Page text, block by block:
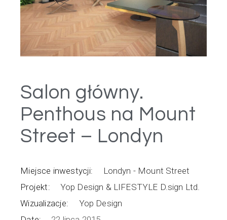
Salon główny.
Penthous na Mount
Street – Londyn
Miejsce inwestycji:
Londyn - Mount Street
Projekt:
Yop Design & LIFESTYLE D.sign Ltd.
Wizualizacje:
Yop Design